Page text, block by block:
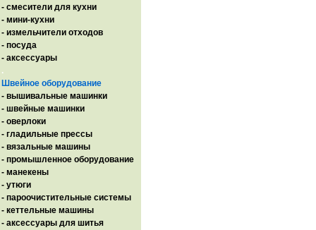
- смесители для кухни
- мини-кухни
- измельчители отходов
- посуда
- аксессуары
.
Швейное оборудование
- вышивальные машинки
- швейные машинки
- оверлоки
- гладильные прессы
- вязальные машины
- промышленное оборудование
- манекены
- утюги
- пароочистительные системы
- кеттельные машины
- аксессуары для шитья